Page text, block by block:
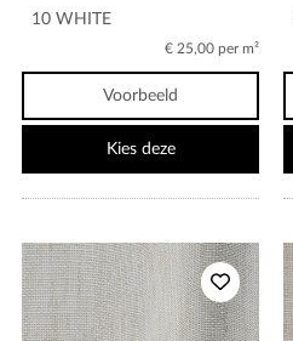
10 WHITE
€ 25,00 per m²
Voorbeeld
Kies deze